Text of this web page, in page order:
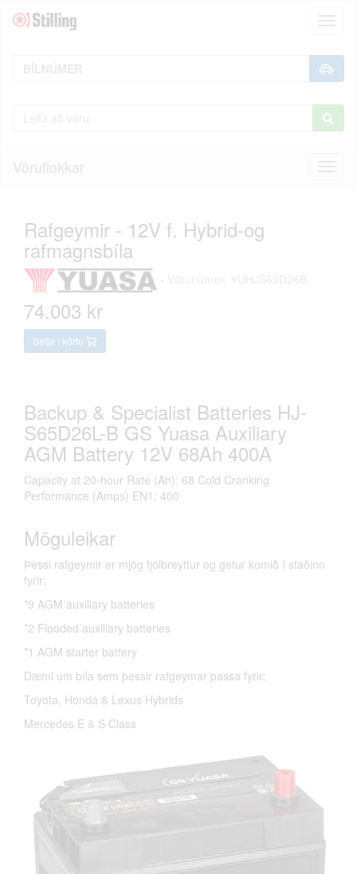
Vöruflokkar
Rafgeymir - 12V f. Hybrid-og
rafmagnsbíla
-
74.003 kr
Setja í körfu
Backup & Specialist Batteries HJ-
S65D26L-B GS Yuasa Auxiliary
AGM Battery 12V 68Ah 400A
Capacity at 20-hour Rate (Ah): 68 Cold Cranking
Performance (Amps) EN1: 400
Möguleikar
Þessi rafgeymir er mjög fjölbreyttur og getur komið í staðinn
fyrir:
*9 AGM auxiliary batteries
*2 Flooded auxiliary batteries
*1 AGM starter battery
Dæmi um bíla sem þessir rafgeymar passa fyrir:
Toyota, Honda & Lexus Hybrids
Mercedes E & S Class